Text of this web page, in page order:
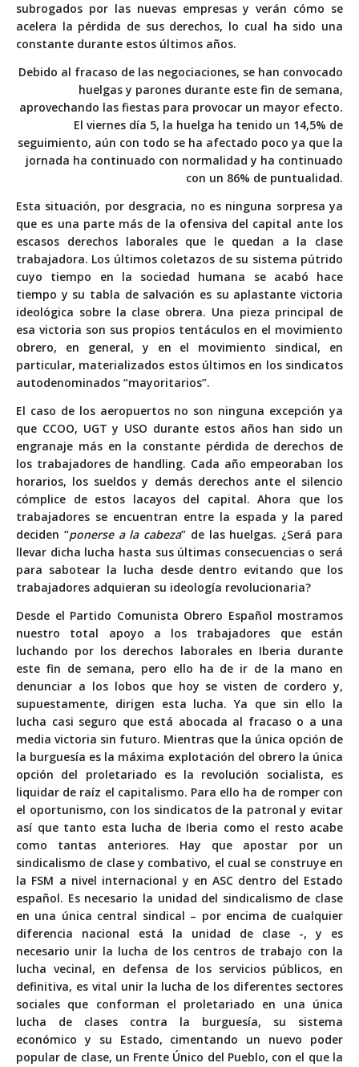
subrogados por las nuevas empresas y verán cómo se
acelera la pérdida de sus derechos, lo cual ha sido una
constante durante estos últimos años.
Debido al fracaso de las negociaciones, se han convocado
huelgas y parones durante este fin de semana,
aprovechando las fiestas para provocar un mayor efecto.
El viernes día 5, la huelga ha tenido un 14,5% de
seguimiento, aún con todo se ha afectado poco ya que la
jornada ha continuado con normalidad y ha continuado
con un 86% de puntualidad.
Esta situación, por desgracia, no es ninguna sorpresa ya
que es una parte más de la ofensiva del capital ante los
escasos derechos laborales que le quedan a la clase
trabajadora. Los últimos coletazos de su sistema pútrido
cuyo tiempo en la sociedad humana se acabó hace
tiempo y su tabla de salvación es su aplastante victoria
ideológica sobre la clase obrera. Una pieza principal de
esa victoria son sus propios tentáculos en el movimiento
obrero, en general, y en el movimiento sindical, en
particular, materializados estos últimos en los sindicatos
autodenominados “mayoritarios”.
El caso de los aeropuertos no son ninguna excepción ya
que CCOO, UGT y USO durante estos años han sido un
engranaje más en la constante pérdida de derechos de
los trabajadores de handling. Cada año empeoraban los
horarios, los sueldos y demás derechos ante el silencio
cómplice de estos lacayos del capital. Ahora que los
trabajadores se encuentran entre la espada y la pared
deciden “ponerse a la cabeza” de las huelgas. ¿Será para
llevar dicha lucha hasta sus últimas consecuencias o será
para sabotear la lucha desde dentro evitando que los
trabajadores adquieran su ideología revolucionaria?
Desde el Partido Comunista Obrero Español mostramos
nuestro total apoyo a los trabajadores que están
luchando por los derechos laborales en Iberia durante
este fin de semana, pero ello ha de ir de la mano en
denunciar a los lobos que hoy se visten de cordero y,
supuestamente, dirigen esta lucha. Ya que sin ello la
lucha casi seguro que está abocada al fracaso o a una
media victoria sin futuro. Mientras que la única opción de
la burguesía es la máxima explotación del obrero la única
opción del proletariado es la revolución socialista, es
liquidar de raíz el capitalismo. Para ello ha de romper con
el oportunismo, con los sindicatos de la patronal y evitar
así que tanto esta lucha de Iberia como el resto acabe
como tantas anteriores. Hay que apostar por un
sindicalismo de clase y combativo, el cual se construye en
la FSM a nivel internacional y en ASC dentro del Estado
español. Es necesario la unidad del sindicalismo de clase
en una única central sindical – por encima de cualquier
diferencia nacional está la unidad de clase -, y es
necesario unir la lucha de los centros de trabajo con la
lucha vecinal, en defensa de los servicios públicos, en
definitiva, es vital unir la lucha de los diferentes sectores
sociales que conforman el proletariado en una única
lucha de clases contra la burguesía, su sistema
económico y su Estado, cimentando un nuevo poder
popular de clase, un Frente Único del Pueblo, con el que la